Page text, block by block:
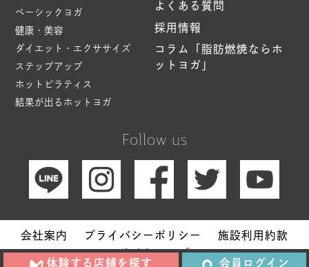
Follow us
ベーシックヨガ
健康・美容
ダイエット・エクササイズ
ステップアップ
ホットピラティス
結果が出るホットヨガ
よくある質問
採用情報
コラム「脂肪燃焼ならホ
ットヨガ」
会社案内 プライバシーポリシー
施設利用約款
サイトマップ
体験する店舗を探す 会員ログイン